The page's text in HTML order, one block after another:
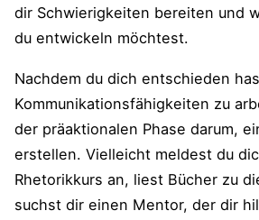
dir Schwierigkeiten bereiten und
du entwickeln möchtest.
Nachdem du dich entschieden
Kommunikationsfähigkeiten zu
der präaktionalen Phase darum,
erstellen. Vielleicht meldest du
Rhetorikkurs an, liest Bücher zu
suchst dir einen Mentor, der dir